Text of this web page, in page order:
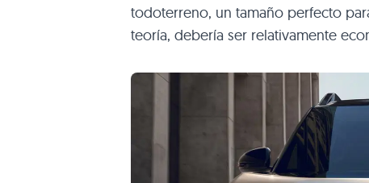
todoterreno, un tamaño perfecto
teoría, debería ser relativamente